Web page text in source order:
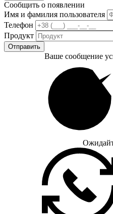
Сообщить о появлении
Имя и фамилия пользователя
Телефон
Продукт
Отправить
Ваше сообщение